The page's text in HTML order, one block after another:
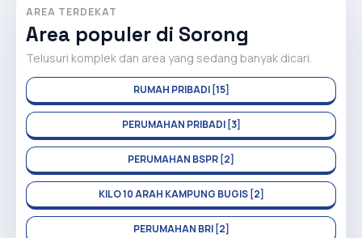
AREA TERDEKAT
Area populer di Sorong
Telusuri komplek dan area yang sedang banyak dicari.
RUMAH PRIBADI [15]
PERUMAHAN PRIBADI [3]
PERUMAHAN BSPR [2]
KILO 10 ARAH KAMPUNG BUGIS [2]
PERUMAHAN BRI [2]